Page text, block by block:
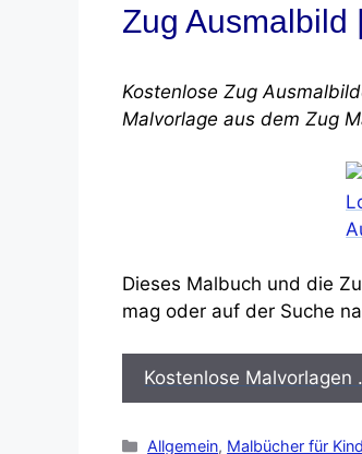
Zug Ausmalbild
Kostenlose Zug
Malvorlage aus dem Zug
Dieses Malbuch und die
mag oder auf der Suche
Kostenlose Malvorlagen
Kategorien
Allgemein, Malbücher für